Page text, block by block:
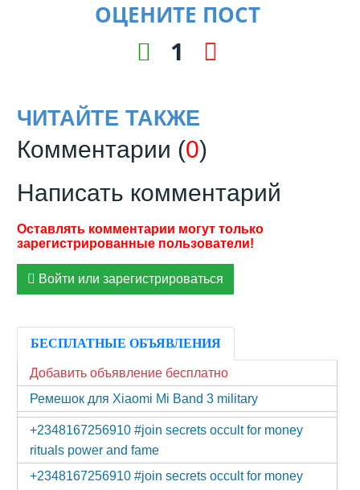
ОЦЕНИТЕ ПОСТ
1
ЧИТАЙТЕ ТАКЖЕ
Комментарии (0)
Написать комментарий
Войти или зарегистрироваться
БЕСПЛАТНЫЕ ОБЪЯВЛЕНИЯ
Добавить объявление бесплатно
Ремешок для Xiaomi Mi Band 3 military
+2348167256910 #join secrets occult for money
rituals power and fame
+2348167256910 #join secrets occult for money